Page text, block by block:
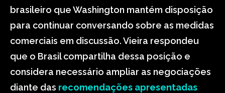
brasileiro que Washington mantém disposição
para continuar conversando sobre as medidas
comerciais em discussão. Vieira respondeu
que o Brasil compartilha dessa posição e
considera necessário ampliar as negociações
diante das recomendações apresentadas